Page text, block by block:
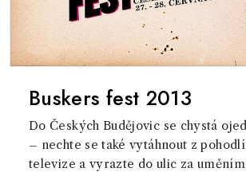
Buskers fest 2013
Do Českých Budějovic se chystá
– nechte se také vytáhnout z
televize a vyrazte do ulic za